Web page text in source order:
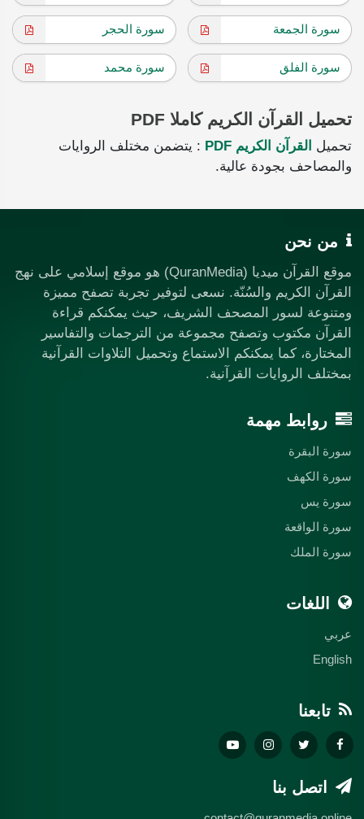
سورة الجمعة سورة الحجر
سورة الفلق سورة محمد
تحميل القرآن الكريم كاملا PDF
تحميل القرآن الكريم PDF
: يتضمن مختلف الروايات
والمصاحف بجودة عالية.
من نحن
موقع القرآن ميديا (QuranMedia) هو موقع إسلامي على نهج
القرآن الكريم والسُنّة. نسعى لتوفير تجربة تصفح مميزة
ومتنوعة لسور المصحف الشريف، حيث يمكنكم قراءة
القرآن مكتوب وتصفح مجموعة من الترجمات والتفاسير
المختارة، كما يمكنكم الاستماع وتحميل التلاوات القرآنية
بمختلف الروايات القرآنية.
روابط مهمة
سورة البقرة
سورة الكهف
سورة يس
سورة الواقعة
سورة الملك
اللغات
عربي
English
تابعنا
اتصل بنا